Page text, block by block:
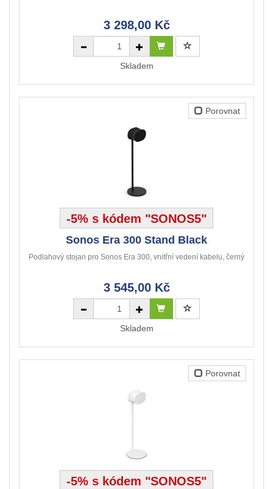
3 298,00 Kč
Skladem
Porovnat
-5% s kódem "SONOS5"
Sonos Era 300 Stand Black
Podlahový stojan pro Sonos Era 300, vnitřní vedení kabelu, černý
3 545,00 Kč
Skladem
Porovnat
-5% s kódem "SONOS5"